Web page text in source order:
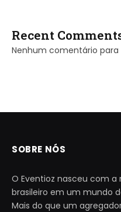
Recent
Nenhum comentário para
SOBRE NÓS
O Eventioz nasceu com a
brasileiro em um mundo
Mais do que um